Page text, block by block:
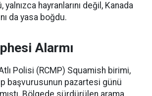
yalnızca hayranlarını değil, Kanada
da yasa boğdu.
Alarmı
Polisi (RCMP) Squamish birimi,
başvurusunun pazartesi günü
Bölgede sürdürülen arama